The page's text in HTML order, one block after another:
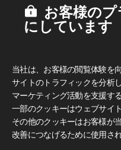
お客様の
にしています
当社は、お客様の閲覧体験を向
サイトのトラフィックを分析し
マーケティング活動を支援す
一部のクッキーはウェブサイ
その他のクッキーはお客様が
改善につなげるために使用され